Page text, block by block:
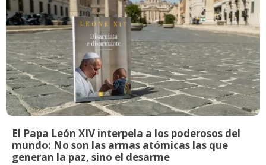
El Papa León XIV interpela a los poderosos del
mundo: No son las armas atómicas las que
generan la paz, sino el desarme